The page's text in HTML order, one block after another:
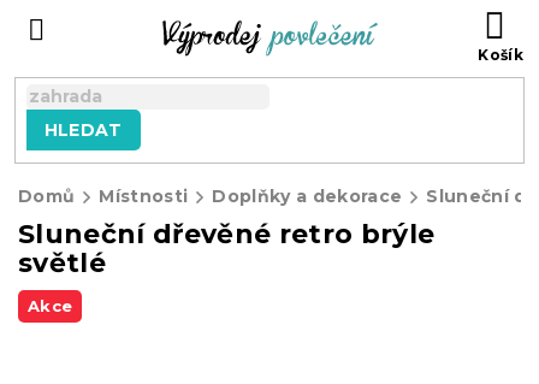
HLEDAT
Domů Místnosti Doplňky a dekorace
Sluneční dřevěné retro brýle
světlé
Akce